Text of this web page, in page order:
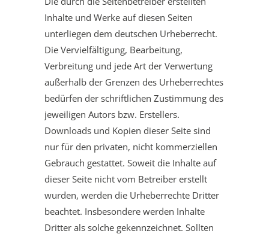
Inhalte und Werke auf diesen Seiten
unterliegen dem deutschen Urheberrecht.
Die Vervielfältigung, Bearbeitung,
Verbreitung und jede Art der Verwertung
außerhalb der Grenzen des Urheberrechtes
bedürfen der schriftlichen Zustimmung des
jeweiligen Autors bzw. Erstellers.
Downloads und Kopien dieser Seite sind
nur für den privaten, nicht kommerziellen
Gebrauch gestattet. Soweit die Inhalte auf
dieser Seite nicht vom Betreiber erstellt
wurden, werden die Urheberrechte Dritter
beachtet. Insbesondere werden Inhalte
Dritter als solche gekennzeichnet. Sollten